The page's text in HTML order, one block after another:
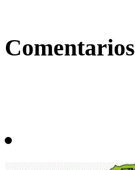
Comentarios